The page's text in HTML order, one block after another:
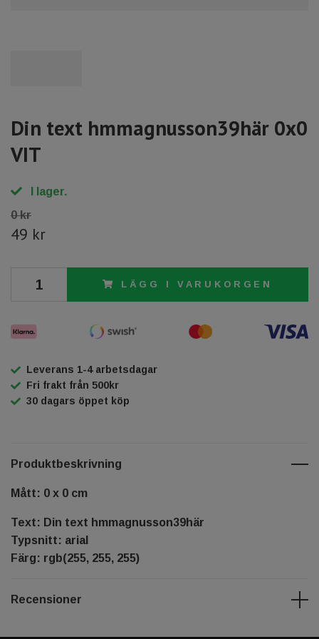
Din text hmmagnusson39här 0x0
VIT
I lager.
0 kr
49 kr
LÄGG I VARUKORGEN
Leverans 1-4 arbetsdagar
Fri frakt från 500kr
30 dagars öppet köp
Produktbeskrivning
Mått: 0 x 0 cm
Text: Din text hmmagnusson39här
Typsnitt: arial
Färg: rgb(255, 255, 255)
Recensioner